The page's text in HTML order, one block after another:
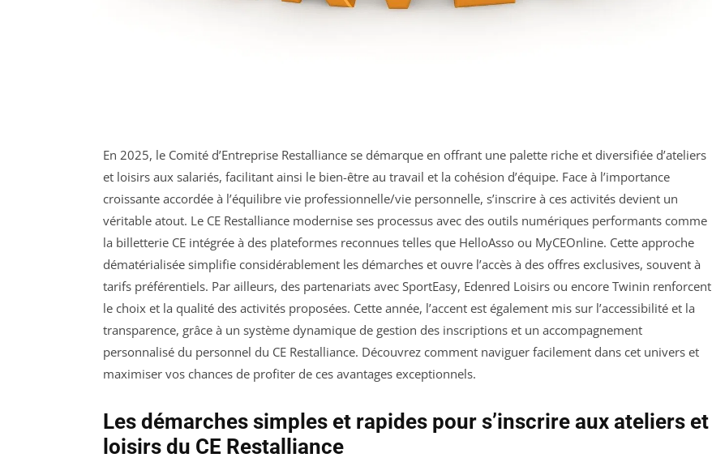
En 2025, le Comité d’Entreprise Restalliance se démarque en offrant une palette riche et diversifiée d’ateliers
et loisirs aux salariés, facilitant ainsi le bien-être au travail et la cohésion d’équipe. Face à l’importance
croissante accordée à l’équilibre vie professionnelle/vie personnelle, s’inscrire à ces activités devient un
véritable atout. Le CE Restalliance modernise ses processus avec des outils numériques performants comme
la billetterie CE intégrée à des plateformes reconnues telles que HelloAsso ou MyCEOnline. Cette approche
dématérialisée simplifie considérablement les démarches et ouvre l’accès à des offres exclusives, souvent à
tarifs préférentiels. Par ailleurs, des partenariats avec SportEasy, Edenred Loisirs ou encore Twinin renforcent
le choix et la qualité des activités proposées. Cette année, l’accent est également mis sur l’accessibilité et la
transparence, grâce à un système dynamique de gestion des inscriptions et un accompagnement
personnalisé du personnel du CE Restalliance. Découvrez comment naviguer facilement dans cet univers et
maximiser vos chances de profiter de ces avantages exceptionnels.
Les démarches simples et rapides pour s’inscrire aux ateliers et
loisirs du CE Restalliance